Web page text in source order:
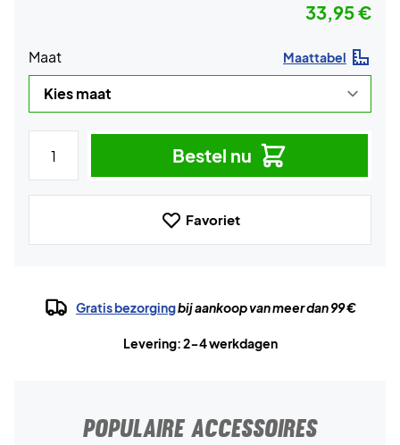
33,95 €
Maat Maattabel
Bestel nu
Favoriet
Gratis bezorgingbij aankoop van meer dan 99 €
Levering: 2-4 werkdagen
POPULAIRE ACCESSOIRES